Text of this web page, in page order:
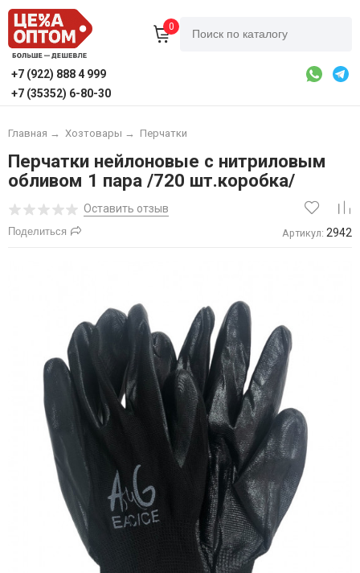
0
+7 (922) 888 4 999
+7 (35352) 6-80-30
Главная → Хозтовары → Перчатки
Перчатки нейлоновые с нитриловым
обливом 1 пара /720 шт.коробка/
Оставить отзыв
Поделиться Артикул: 2942